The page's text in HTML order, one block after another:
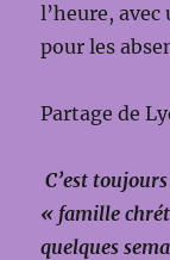
l’heure, avec
pour les
Partage de
C’est
« famille
quelques